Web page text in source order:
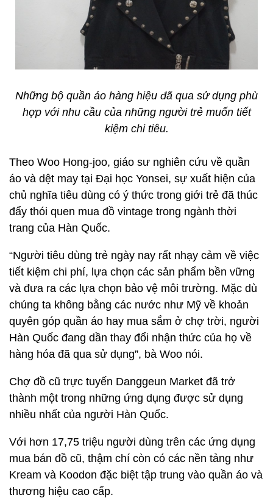
Những bộ quần áo hàng hiệu đã qua sử dụng phù
hợp với nhu cầu của những người trẻ muốn tiết
kiệm chi tiêu.
Theo Woo Hong-joo, giáo sư nghiên cứu về quần
áo và dệt may tại Đại học Yonsei, sự xuất hiện của
chủ nghĩa tiêu dùng có ý thức trong giới trẻ đã thúc
đẩy thói quen mua đồ vintage trong ngành thời
trang của Hàn Quốc.
“Người tiêu dùng trẻ ngày nay rất nhạy cảm về việc
tiết kiệm chi phí, lựa chọn các sản phẩm bền vững
và đưa ra các lựa chọn bảo vệ môi trường. Mặc dù
chúng ta không bằng các nước như Mỹ về khoản
quyên góp quần áo hay mua sắm ở chợ trời, người
Hàn Quốc đang dần thay đổi nhận thức của họ về
hàng hóa đã qua sử dụng”, bà Woo nói.
Chợ đồ cũ trực tuyến Danggeun Market đã trở
thành một trong những ứng dụng được sử dụng
nhiều nhất của người Hàn Quốc.
Với hơn 17,75 triệu người dùng trên các ứng dụng
mua bán đồ cũ, thậm chí còn có các nền tảng như
Kream và Koodon đặc biệt tập trung vào quần áo và
thương hiệu cao cấp.